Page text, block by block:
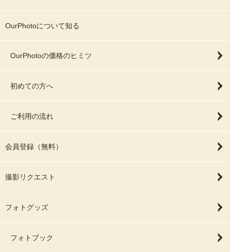
OurPhotoについて知る
OurPhotoの価格のヒミツ
初めての方へ
ご利用の流れ
会員登録（無料）
撮影リクエスト
フォトグッズ
フォトブック